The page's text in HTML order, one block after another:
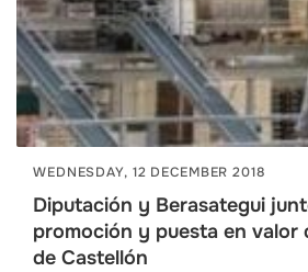
WEDNESDAY, 12 DECEMBER 2018
Diputación y Berasategui
promoción y puesta en valor
de Castellón